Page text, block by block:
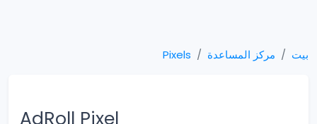
بيت مركز المساعدة Pixels
AdRoll Pixel